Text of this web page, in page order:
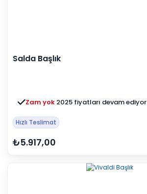
Salda Başlık
Zam yok 2025 fiyatları devam ediyor
Hızlı Teslimat
₺5.917,00